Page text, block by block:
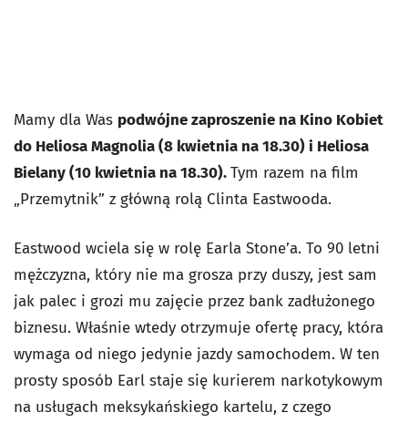
Mamy dla Was podwójne zaproszenie na Kino Kobiet
do Heliosa Magnolia (8 kwietnia na 18.30) i Heliosa
Bielany (10 kwietnia na 18.30).Tym razem na film
„Przemytnik” z główną rolą Clinta Eastwooda.
Eastwood wciela się w rolę Earla Stone’a. To 90 letni
mężczyzna, który nie ma grosza przy duszy, jest sam
jak palec i grozi mu zajęcie przez bank zadłużonego
biznesu. Właśnie wtedy otrzymuje ofertę pracy, która
wymaga od niego jedynie jazdy samochodem. W ten
prosty sposób Earl staje się kurierem narkotykowym
na usługach meksykańskiego kartelu, z czego